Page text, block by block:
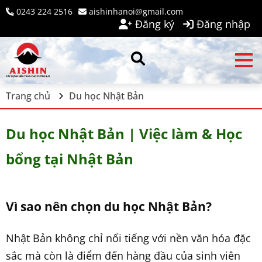
0243 224 2516 aishinhanoi@gmail.com
Đăng ký Đăng nhập
Trang chủ Du học Nhật Bản
Du học Nhật Bản | Việc làm & Học
bổng tại Nhật Bản
Vì sao nên chọn du học Nhật Bản?
Nhật Bản không chỉ nổi tiếng với nền văn hóa đặc
sắc mà còn là điểm đến hàng đầu của sinh viên